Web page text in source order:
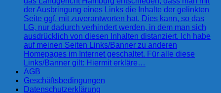
der Ausbringung eines Links die Inhalte der gelinkten
Seite ggf. mit zuverantworten hat. Dies kann, so das
LG, nur dadurch verhindert werden, in dem man sich
ausdrücklich von diesen Inhalten distanziert. Ich habe
auf meinen Seiten Links/Banner zu anderen
Homepages im Internet geschaltet. Für alle diese
Links/Banner gilt: Hiermit erkläre…
AGB
Geschäftsbedingungen
Datenschutzerklärung